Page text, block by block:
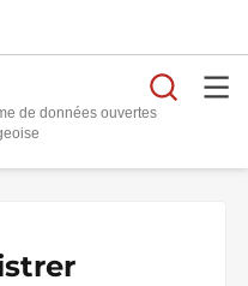
de données ouvertes